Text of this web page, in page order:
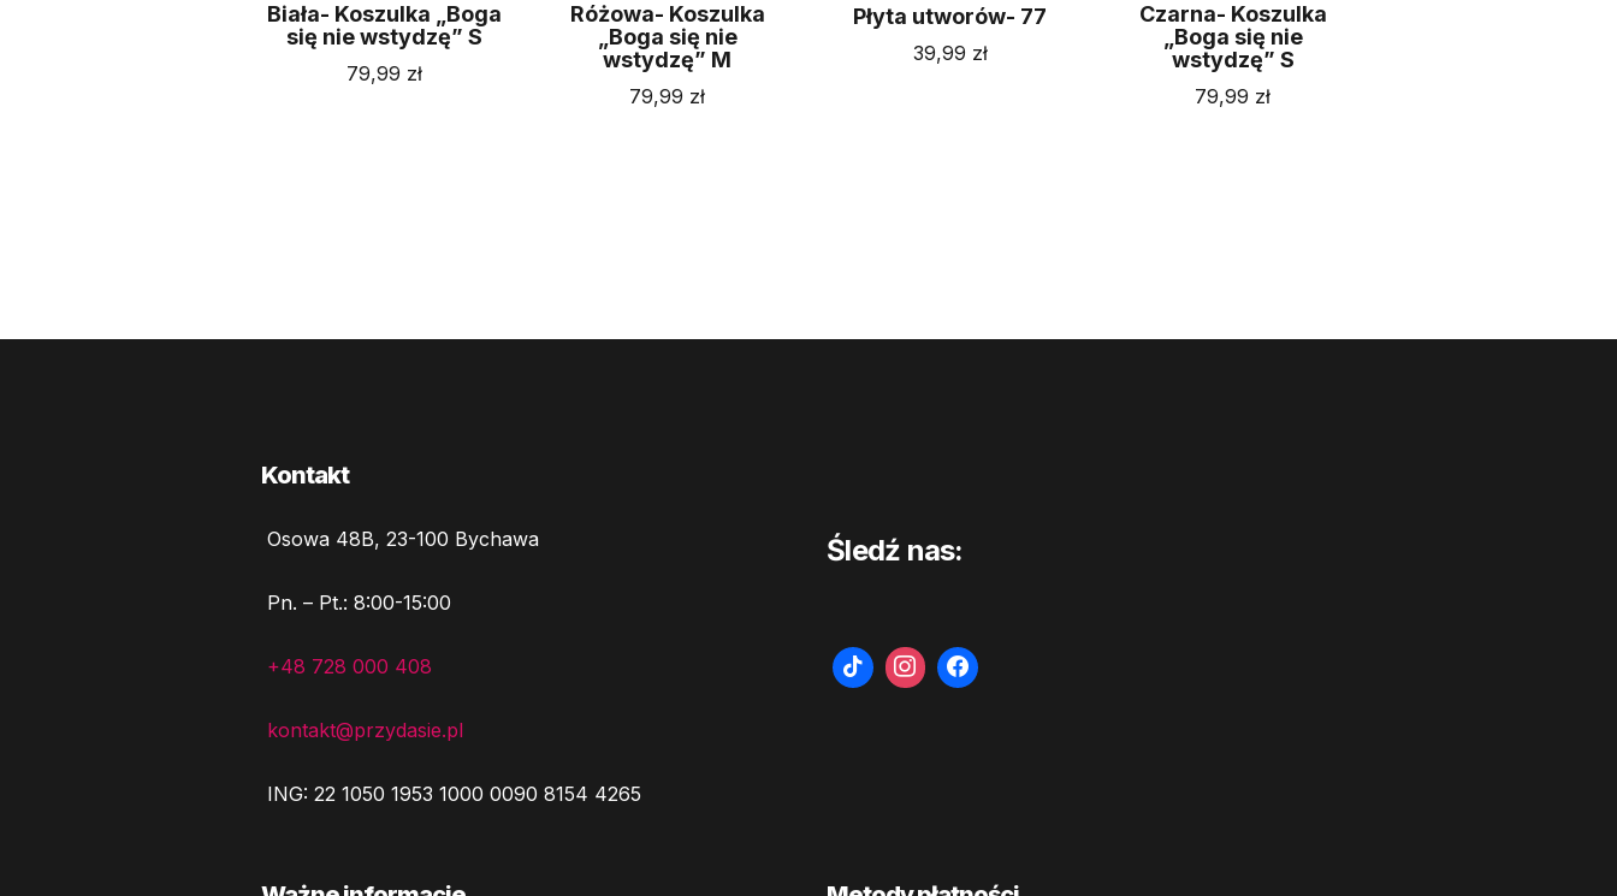
Biała- Koszulka „Boga
się nie wstydzę” S
79,99 zł
Różowa- Koszulka
„Boga się nie
wstydzę” M
79,99 zł
Płyta utworów- 77
39,99 zł
Czarna- Koszulka
„Boga się nie
wstydzę” S
79,99 zł
Kontakt
Osowa 48B, 23-100 Bychawa
Pn. – Pt.: 8:00-15:00
+48 728 000 408
kontakt@przydasie.pl
ING: 22 1050 1953 1000 0090 8154 4265
Śledź nas: